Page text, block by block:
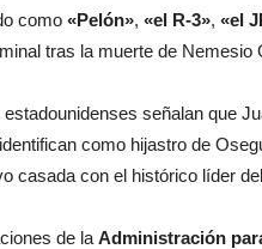
como «Pelón», «el R-3», «el
tras la muerte de Nemesio
señalan que
como hijastro de
casada con el histórico líder
de la Administración